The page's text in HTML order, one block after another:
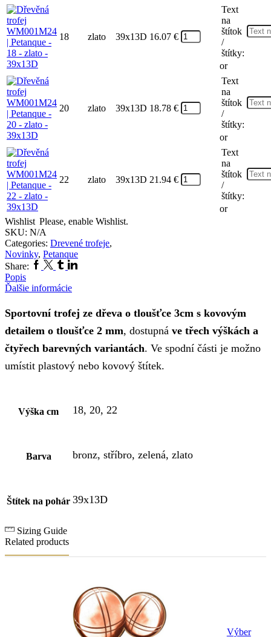
18 zlato 39x13D 16.07 €
Text
na
štítok
/
štítky:
or
20 zlato 39x13D 18.78 €
Text
na
štítok
/
štítky:
or
22 zlato 39x13D 21.94 €
Text
na
štítok
/
štítky:
or
Wishlist Please, enable Wishlist.
SKU: N/A
Categories: Drevené trofeje,
Novinky, Petanque
Share: Facebook
Twitter
TumblrLinkedin
Popis
Ďalšie informácie
Sportovní trofej ze dřeva o tloušťce 3cm s kovovým
detailem o tloušťce 2 mm, dostupná ve třech výškách a
čtyřech barevných variantách. Ve spodní části je možno
umístit plastový nebo kovový štítek.
Výška cm 18, 20, 22
Barva bronz, stříbro, zelená, zlato
Štítek na pohár 39x13D
Sizing Guide
Related products
Výber